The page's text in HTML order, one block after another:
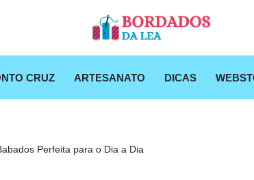
CRUZ ARTESANATO DICAS
Perfeita para o Dia a Dia